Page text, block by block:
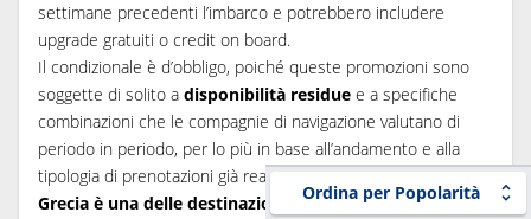
Ordina per Popolarità
settimane precedenti l’imbarco e potrebbero includere
upgrade gratuiti o credit on board.
Il condizionale è d’obbligo, poiché queste promozioni sono
soggette di solito a disponibilità residue e a specifiche
combinazioni che le compagnie di navigazione valutano di
periodo in periodo, per lo più in base all’andamento e alla
tipologia di prenotazioni già realizzate. Tieni presente che la
Grecia è una delle destinazioni più richiesteper le